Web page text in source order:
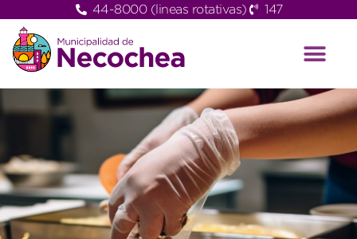
44-8000 (lineas rotativas) 147